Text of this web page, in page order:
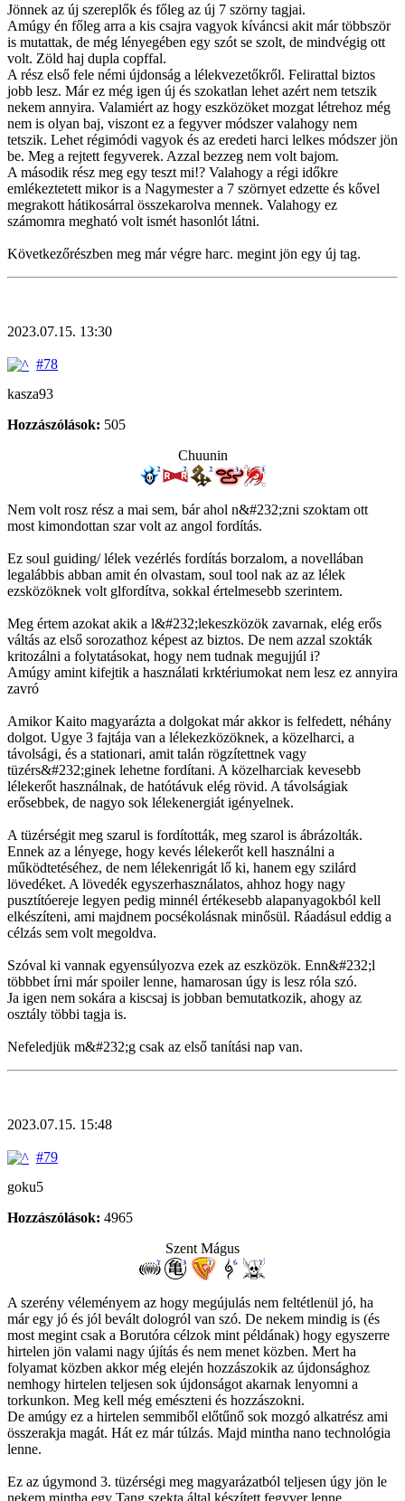
Jönnek az új szereplők és főleg az új 7 szörny tagjai.
Amúgy én főleg arra a kis csajra vagyok kíváncsi akit már többször
is mutattak, de még lényegében egy szót se szolt, de mindvégig ott
volt. Zöld haj dupla copffal.
A rész első fele némi újdonság a lélekvezetőkről. Felirattal biztos
jobb lesz. Már ez még igen új és szokatlan lehet azért nem tetszik
nekem annyira. Valamiért az hogy eszközöket mozgat létrehoz még
nem is olyan baj, viszont ez a fegyver módszer valahogy nem
tetszik. Lehet régimódi vagyok és az eredeti harci lelkes módszer jön
be. Meg a rejtett fegyverek. Azzal bezzeg nem volt bajom.
A második rész meg egy teszt mi!? Valahogy a régi időkre
emlékeztetett mikor is a Nagymester a 7 szörnyet edzette és kővel
megrakott hátikosárral összekarolva mennek. Valahogy ez
számomra megható volt ismét hasonlót látni.
Következőrészben meg már végre harc. megint jön egy új tag.
2023.07.15. 13:30
#78
kasza93
Hozzászólások: 505
Chuunin
Nem volt rosz rész a mai sem, bár ahol n&#232;zni szoktam ott
most kimondottan szar volt az angol fordítás.
Ez soul guiding/ lélek vezérlés fordítás borzalom, a novellában
legalábbis abban amit én olvastam, soul tool nak az az lélek
ezsközöknek volt glfordítva, sokkal értelmesebb szerintem.
Meg értem azokat akik a l&#232;lekeszközök zavarnak, elég erős
váltás az első sorozathoz képest az biztos. De nem azzal szokták
kritozálni a folytatásokat, hogy nem tudnak megujjúl i?
Amúgy amint kifejtik a használati krktériumokat nem lesz ez annyira
zavró
Amikor Kaito magyarázta a dolgokat már akkor is felfedett, néhány
dolgot. Ugye 3 fajtája van a lélekezközöknek, a közelharci, a
távolsági, és a stationari, amit talán rögzítettnek vagy
tüzérs&#232;ginek lehetne fordítani. A közelharciak kevesebb
lélekerőt használnak, de hatótávuk elég rövid. A távolságiak
erősebbek, de nagyo sok lélekenergiát igényelnek.
A tüzérségit meg szarul is fordították, meg szarol is ábrázolták.
Ennek az a lényege, hogy kevés lélekerőt kell használni a
működtetéséhez, de nem lélekenrigát lő ki, hanem egy szilárd
lövedéket. A lövedék egyszerhasználatos, ahhoz hogy nagy
pusztítóereje legyen pedig minnél értékesebb alapanyagokból kell
elkészíteni, ami majdnem pocsékolásnak minősül. Ráadásul eddig a
célzás sem volt megoldva.
Szóval ki vannak egyensúlyozva ezek az eszközök. Enn&#232;l
többbet írni már spoiler lenne, hamarosan úgy is lesz róla szó.
Ja igen nem sokára a kiscsaj is jobban bemutatkozik, ahogy az
osztály többi tagja is.
Nefeledjük m&#232;g csak az első tanítási nap van.
2023.07.15. 15:48
#79
goku5
Hozzászólások: 4965
Szent Mágus
A szerény véleményem az hogy megújulás nem feltétlenül jó, ha
már egy jó és jól bevált dologról van szó. De nekem mindig is (és
most megint csak a Borutóra célzok mint példának) hogy egyszerre
hirtelen jön valami nagy újítás és nem menet közben. Mert ha
folyamat közben akkor még elején hozzászokik az újdonsághoz
nemhogy hirtelen teljesen sok újdonságot akarnak lenyomni a
torkunkon. Meg kell még emészteni és hozzászokni.
De amúgy ez a hirtelen semmiből előtűnő sok mozgó alkatrész ami
összerakja magát. Hát ez már túlzás. Majd mintha nano technológia
lenne.
Ez az úgymond 3. tüzérségi meg magyarázatból teljesen úgy jön le